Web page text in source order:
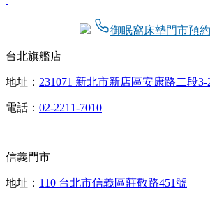
御眠窩床墊門市預
台北旗艦店
地址： 231071 新北市新店區安康路二段3-
電話： 02-2211-7010
信義門市
地址： 110 台北市信義區莊敬路451號